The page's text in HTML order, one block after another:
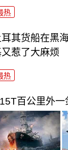
热
耳其货船在黑
惹了大麻烦
热
百公里外一